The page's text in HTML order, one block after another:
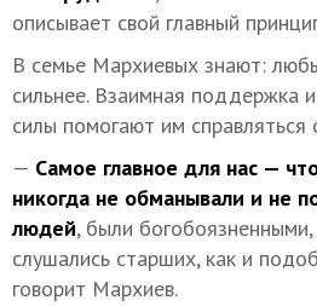
описывает свой главный
В семье Мархиевых знают:
сильнее. Взаимная поддержка
силы помогают им
— Самое главное для нас —
никогда не обманывали и не
людей, были
слушались старших, как и
говорит Мархиев.